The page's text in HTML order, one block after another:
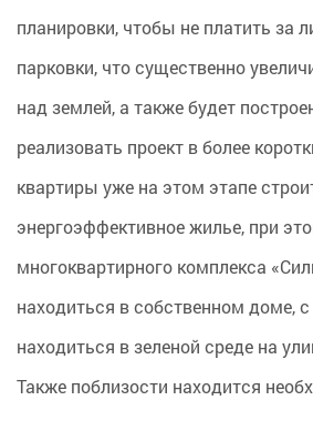
планировки, чтобы не платить за
парковки, что существенно
над землей, а также будет
реализовать проект в более
квартиры уже на этом этапе
энергоэффективное жилье, при
многоквартирного комплекса
находиться в собственном доме,
находиться в зеленой среде на
Также поблизости находится